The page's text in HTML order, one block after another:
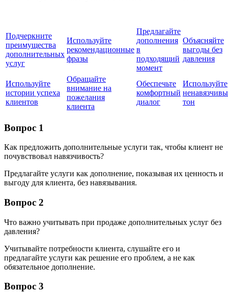
Подчеркните
преимущества
дополнительных
услуг
Используйте
рекомендационные
фразы
Предлагайте
дополнения
в
подходящий
момент
Объясняйте
выгоды без
давления
Используйте
истории успеха
клиентов
Обращайте
внимание на
пожелания
клиента
Обеспечьте
комфортный
диалог
Используйте
тон
Вопрос 1
Как предложить дополнительные услуги так, чтобы клиент не
почувствовал навязчивость?
Предлагайте услуги как дополнение, показывая их ценность и
выгоду для клиента, без навязывания.
Вопрос 2
Что важно учитывать при продаже дополнительных услуг без
давления?
Учитывайте потребности клиента, слушайте его и
предлагайте услуги как решение его проблем, а не как
обязательное дополнение.
Вопрос 3